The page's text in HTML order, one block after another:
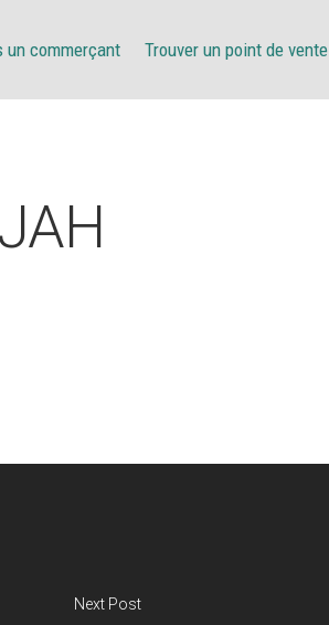
un commerçant Trouver un point de vente
Next Post